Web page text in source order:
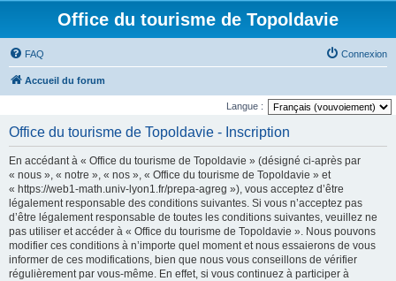
Office du tourisme de Topoldavie
FAQ Connexion
Accueil du forum
Langue :
Office du tourisme de Topoldavie - Inscription
En accédant à « Office du tourisme de Topoldavie » (désigné ci-après par
« nous », « notre », « nos », « Office du tourisme de Topoldavie » et
« https://web1-math.univ-lyon1.fr/prepa-agreg »), vous acceptez d’être
légalement responsable des conditions suivantes. Si vous n’acceptez pas
d’être légalement responsable de toutes les conditions suivantes, veuillez ne
pas utiliser et accéder à « Office du tourisme de Topoldavie ». Nous pouvons
modifier ces conditions à n’importe quel moment et nous essaierons de vous
informer de ces modifications, bien que nous vous conseillons de vérifier
régulièrement par vous-même. En effet, si vous continuez à participer à